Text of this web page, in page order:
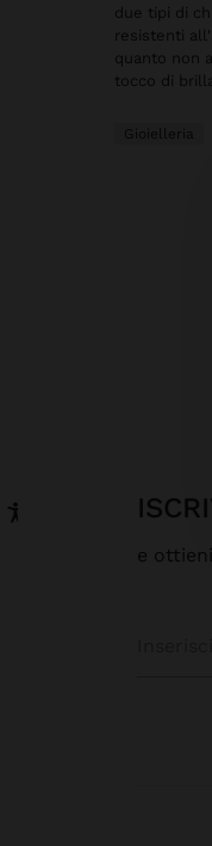
due tipi di
resistenti
quanto non
tocco di
Gioielleria
e